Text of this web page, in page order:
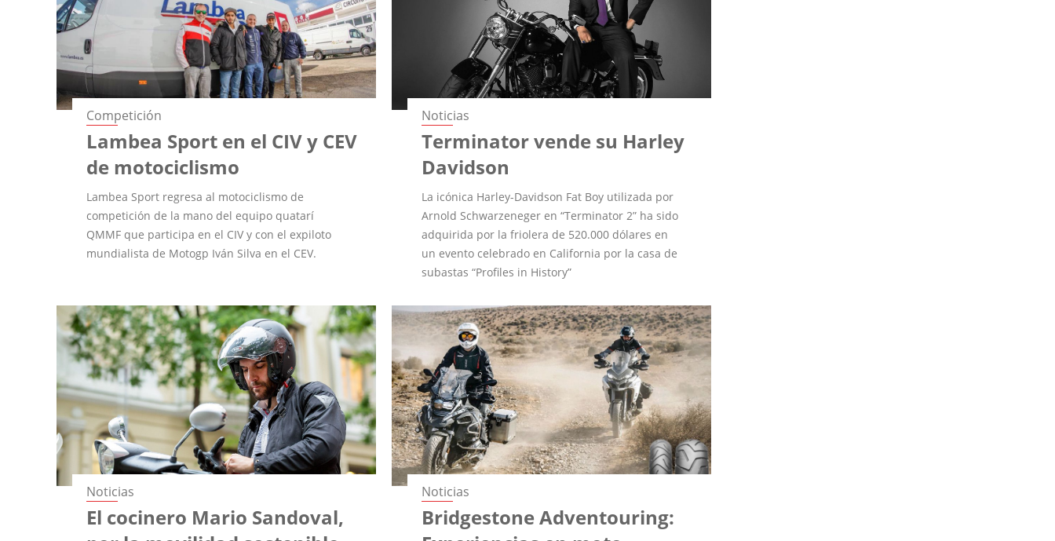
Competición
Lambea Sport en el CIV y CEV
de motociclismo
Lambea Sport regresa al motociclismo de
competición de la mano del equipo quatarí
QMMF que participa en el CIV y con el expiloto
mundialista de Motogp Iván Silva en el CEV.
Noticias
Terminator vende su Harley
Davidson
La icónica Harley-Davidson Fat Boy utilizada por
Arnold Schwarzeneger en “Terminator 2” ha sido
adquirida por la friolera de 520.000 dólares en
un evento celebrado en California por la casa de
subastas “Profiles in History”
Noticias
El cocinero Mario Sandoval,
Noticias
Bridgestone Adventouring: